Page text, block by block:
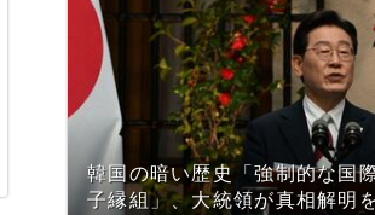
韓国の暗い歴史「強制的な国
子縁組」、大統領が真相解明